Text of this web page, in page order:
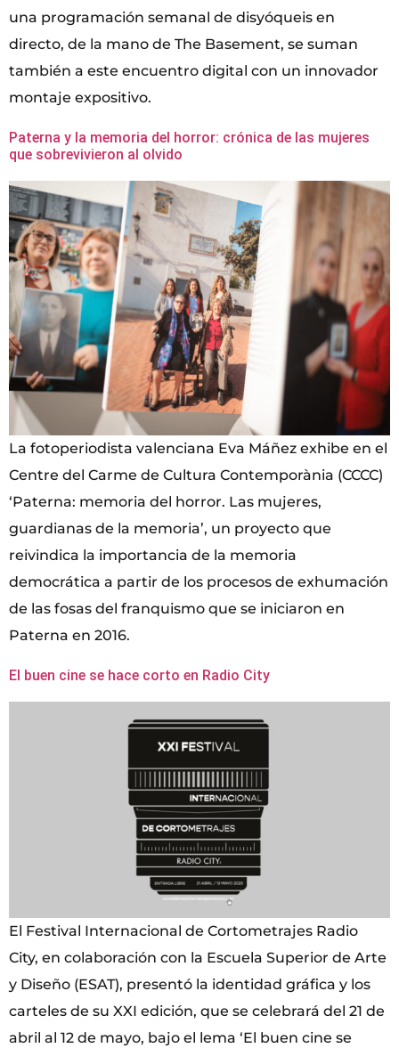
una programación semanal de disyóqueis en
directo, de la mano de The Basement, se suman
también a este encuentro digital con un innovador
montaje expositivo.
Paterna y la memoria del horror: crónica de las mujeres
que sobrevivieron al olvido
La fotoperiodista valenciana Eva Máñez exhibe en el
Centre del Carme de Cultura Contemporània (CCCC)
‘Paterna: memoria del horror. Las mujeres,
guardianas de la memoria’, un proyecto que
reivindica la importancia de la memoria
democrática a partir de los procesos de exhumación
de las fosas del franquismo que se iniciaron en
Paterna en 2016.
El buen cine se hace corto en Radio City
El Festival Internacional de Cortometrajes Radio
City, en colaboración con la Escuela Superior de Arte
y Diseño (ESAT), presentó la identidad gráfica y los
carteles de su XXI edición, que se celebrará del 21 de
abril al 12 de mayo, bajo el lema ‘El buen cine se